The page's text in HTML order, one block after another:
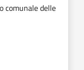
comunale delle